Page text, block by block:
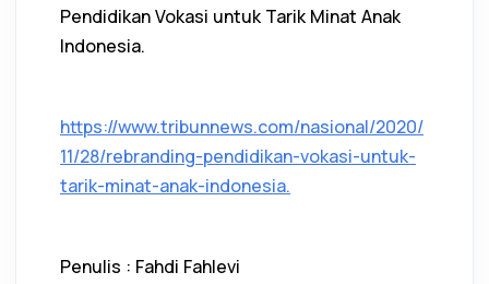
Pendidikan Vokasi untuk Tarik Minat Anak
Indonesia.
https://www.tribunnews.com/nasional/2020/
11/28/rebranding-pendidikan-vokasi-untuk-
tarik-minat-anak-indonesia.
Penulis : Fahdi Fahlevi